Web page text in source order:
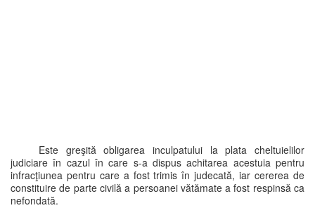
Este greşită obligarea inculpatului la plata cheltuielilor
judiciare în cazul în care s-a dispus achitarea acestuia pentru
infracţiunea pentru care a fost trimis în judecată, iar cererea de
constituire de parte civilă a persoanei vătămate a fost respinsă ca
nefondată.